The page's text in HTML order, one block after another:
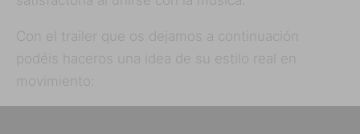
Con el trailer que os dejamos a continuación
podéis haceros una idea de su estilo real en
movimiento: